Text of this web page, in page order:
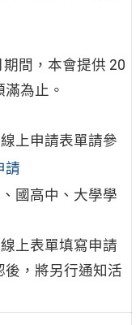
間，本會提供 20
為止。
上申請表單請參
請
國高中、大學學
上表單填寫申請
，將另行通知活